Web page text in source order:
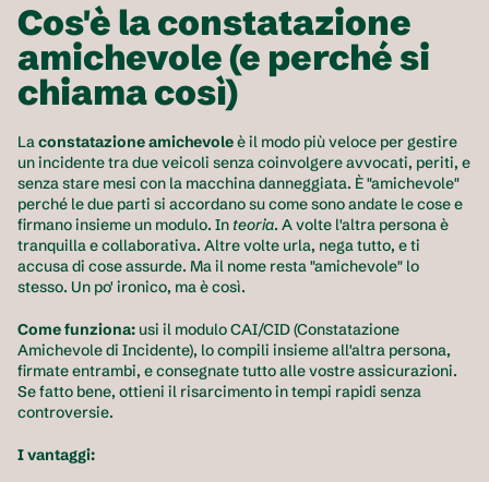
Cos'è la constatazione
amichevole (e perché si
chiama così)
La constatazione amichevole è il modo più veloce per gestire
un incidente tra due veicoli senza coinvolgere avvocati, periti, e
senza stare mesi con la macchina danneggiata. È "amichevole"
perché le due parti si accordano su come sono andate le cose e
firmano insieme un modulo. In teoria. A volte l'altra persona è
tranquilla e collaborativa. Altre volte urla, nega tutto, e ti
accusa di cose assurde. Ma il nome resta "amichevole" lo
stesso. Un po' ironico, ma è così.
Come funziona: usi il modulo CAI/CID (Constatazione
Amichevole di Incidente), lo compili insieme all'altra persona,
firmate entrambi, e consegnate tutto alle vostre assicurazioni.
Se fatto bene, ottieni il risarcimento in tempi rapidi senza
controversie.
I vantaggi: